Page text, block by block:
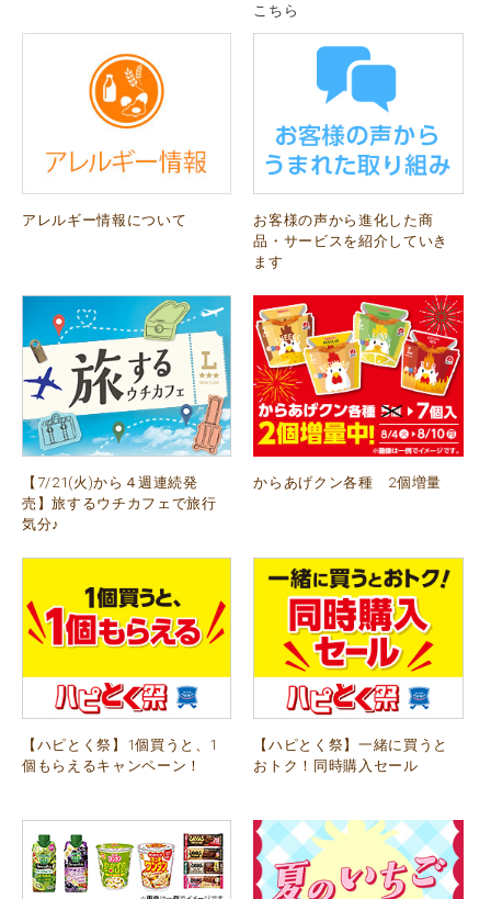
こちら
アレルギー情報について
お客様の声から進化した商
品・サービスを紹介していき
ます
【7/21(火)から４週連続発
売】旅するウチカフェで旅行
気分♪
からあげクン各種 2個増量
【ハピとく祭】1個買うと、1
個もらえるキャンペーン！
【ハピとく祭】一緒に買うと
おトク！同時購入セール